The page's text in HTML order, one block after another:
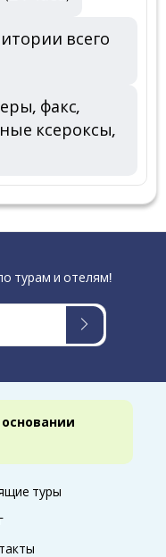
всего
факс,
ксероксы,
туры
турам и отелям!